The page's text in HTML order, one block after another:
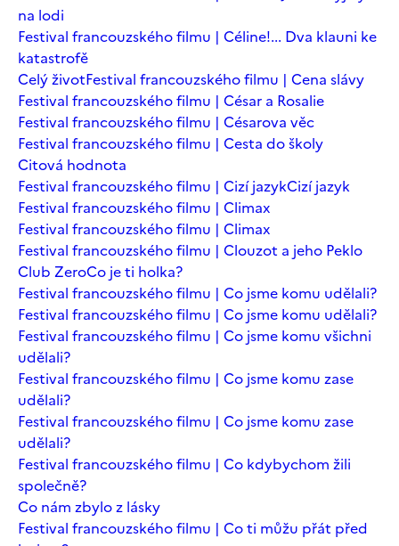
na lodi
Festival francouzského filmu | Céline!... Dva klauni ke
katastrofě
Celý životFestival francouzského filmu | Cena slávy
Festival francouzského filmu | César a Rosalie
Festival francouzského filmu | Césarova věc
Festival francouzského filmu | Cesta do školy
Citová hodnota
Festival francouzského filmu | Cizí jazykCizí jazyk
Festival francouzského filmu | Climax
Festival francouzského filmu | Climax
Festival francouzského filmu | Clouzot a jeho Peklo
Club ZeroCo je ti holka?
Festival francouzského filmu | Co jsme komu udělali?
Festival francouzského filmu | Co jsme komu udělali?
Festival francouzského filmu | Co jsme komu všichni
udělali?
Festival francouzského filmu | Co jsme komu zase
udělali?
Festival francouzského filmu | Co jsme komu zase
udělali?
Festival francouzského filmu | Co kdybychom žili
společně?
Co nám zbylo z lásky
Festival francouzského filmu | Co ti můžu přát před